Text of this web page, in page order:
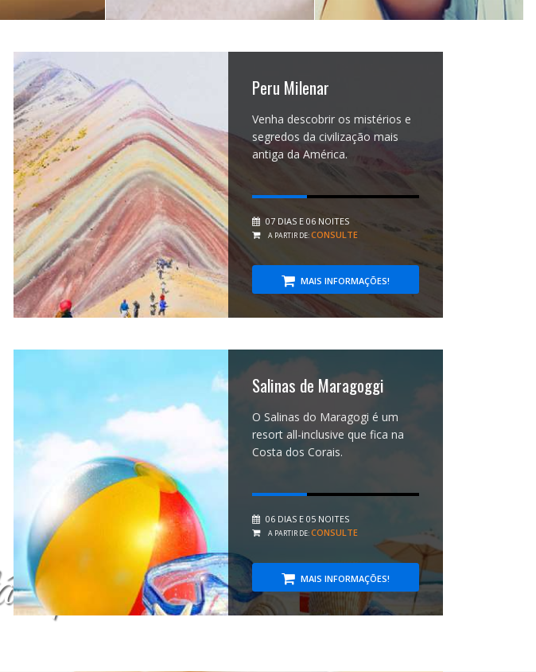
Peru Milenar
Venha descobrir os mistérios e
segredos da civilização mais
antiga da América.
07 DIAS E 06 NOITES
A PARTIR DE:CONSULTE
MAIS INFORMAÇÕES!
Salinas de Maragoggi
O Salinas do Maragogi é um
resort all-inclusive que fica na
Costa dos Corais.
06 DIAS E 05 NOITES
A PARTIR DE:CONSULTE
MAIS INFORMAÇÕES!